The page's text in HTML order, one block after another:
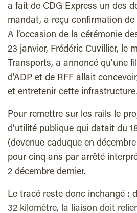
a fait de CDG Express un des
mandat, a reçu confirmation de
A l’occasion de la cérémonie
23 janvier, Frédéric Cuvillier, le
Transports, a annoncé qu’une
d’ADP et de RFF allait
et entretenir cette infrastructure.
Pour remettre sur les rails le
d’utilité publique qui datait du
(devenue caduque en
pour cinq ans par arrêté
2 décembre dernier.
Le tracé reste donc inchangé :
32 kilomètre, la liaison doit